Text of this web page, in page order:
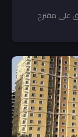
على مقترح